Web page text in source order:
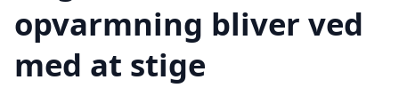
opvarmning bliver ved
med at stige